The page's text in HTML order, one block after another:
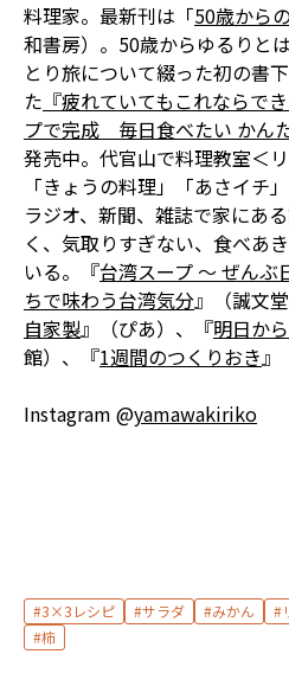
料理家。最新刊は「50歳から
和書房）。50歳からゆるりと
とり旅について綴った初の書
た 『疲れていてもこれならで
プで完成 毎日食べたい かん
発売中。代官山で料理教室＜
「きょうの料理」「あさイチ
ラジオ、新聞、雑誌で家にあ
く、気取りすぎない、食べあ
いる。『台湾スープ ～ ぜんぶ
ちで味わう台湾気分』（誠文
自家製』（ぴあ）、『明日か
館）、『1週間のつくりおき』
Instagram @yamawakiriko
3×3レシピ サラダ みかん
柿